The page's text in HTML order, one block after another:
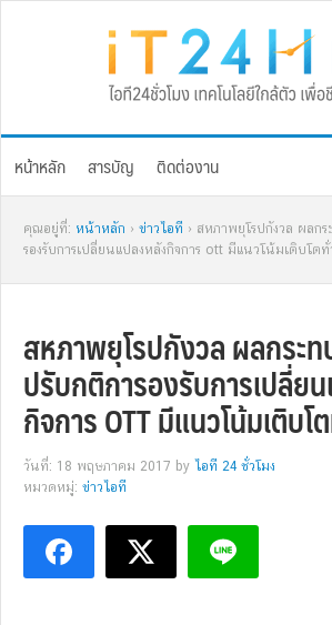
หน้าหลัก สารบัญ ติดต่องาน
คุณอยู่ที่: หน้าหลัก › ข่าวไอที › สหภาพยุโรปกังวล ผลก
รองรับการเปลี่ยนแปลงหลังกิจการ ott มีแนวโน้มเติบโตทั่
สหภาพยุโรปกังวล ผลกระท
ปรับกติการองรับการเปลี่ย
กิจการ OTT มีแนวโน้มเติบโ
วันที่: 18 พฤษภาคม 2017 by ไอที 24 ชั่วโมง
หมวดหมู่: ข่าวไอที